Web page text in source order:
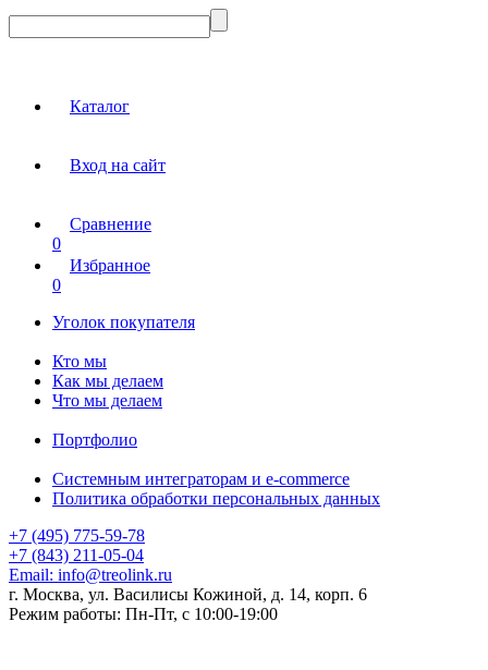
Каталог
Вход на сайт
Сравнение
0
Избранное
0
Уголок покупателя
Кто мы
Как мы делаем
Что мы делаем
Портфолио
Системным интеграторам и e-commerce
Политика обработки персональных данных
+7 (495) 775-59-78
+7 (843) 211-05-04
Email: info@treolink.ru
г. Москва, ул. Василисы Кожиной, д. 14, корп. 6
Режим работы: Пн-Пт, с 10:00-19:00